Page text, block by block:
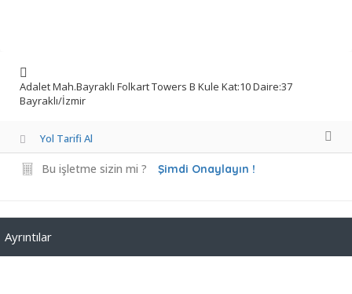
Adalet Mah.Bayraklı Folkart Towers B Kule Kat:10 Daire:37
Bayraklı/İzmir
Yol Tarifi Al
Bu işletme sizin mi ? Şimdi Onaylayın !
Ayrıntılar